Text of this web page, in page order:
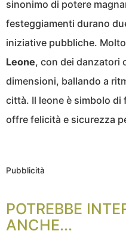
sinonimo di potere
festeggiamenti durano
iniziative pubbliche.
Leone, con dei danzatori
dimensioni, ballando a
città. Il leone è simbolo di
offre felicità e sicurezza
Pubblicità
POTREBBE
ANCHE...